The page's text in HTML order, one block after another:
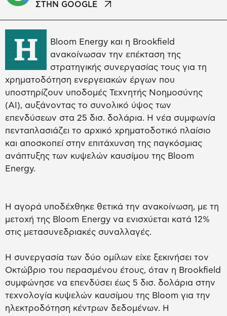
ΣΤΗΝ GOOGLE
Η
Bloom Energy και η Brookfield
ανακοίνωσαν την επέκταση της
στρατηγικής συνεργασίας τους για τη
χρηματοδότηση ενεργειακών έργων που
υποστηρίζουν υποδομές Τεχνητής Νοημοσύνης
(AI), αυξάνοντας το συνολικό ύψος των
επενδύσεων στα 25 δισ. δολάρια. Η νέα συμφωνία
πενταπλασιάζει το αρχικό χρηματοδοτικό πλαίσιο
και αποσκοπεί στην επιτάχυνση της παγκόσμιας
ανάπτυξης των κυψελών καυσίμου της Bloom
Energy.
Η αγορά υποδέχθηκε θετικά την ανακοίνωση, με τη
μετοχή της Bloom Energy να ενισχύεται κατά 12%
στις μετασυνεδριακές συναλλαγές.
Η συνεργασία των δύο ομίλων είχε ξεκινήσει τον
Οκτώβριο του περασμένου έτους, όταν η Brookfield
συμφώνησε να επενδύσει έως 5 δισ. δολάρια στην
τεχνολογία κυψελών καυσίμου της Bloom για την
ηλεκτροδότηση κέντρων δεδομένων. Η